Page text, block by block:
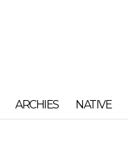
ARCHIES NATIVE